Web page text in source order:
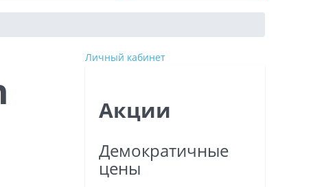
Личный кабинет
Акции
Демократичные
цены